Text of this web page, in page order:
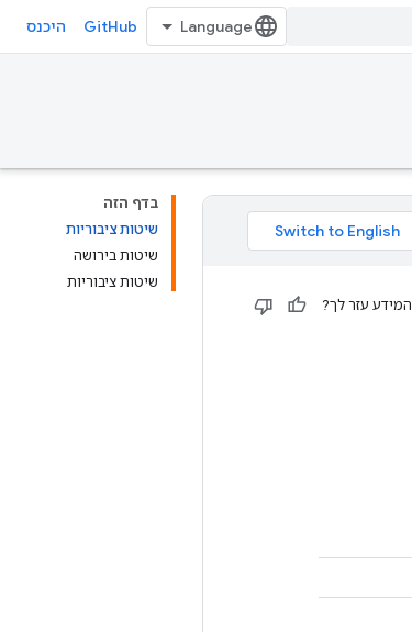
GitHub היכנס
בדף הזה
שיטות ציבוריות
שיטות בירושה
שיטות ציבוריות
המידע עזר לך?